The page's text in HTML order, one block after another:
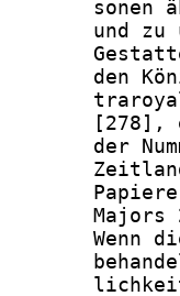
sonen
und zu
den
[278],
der
Majors
Wenn